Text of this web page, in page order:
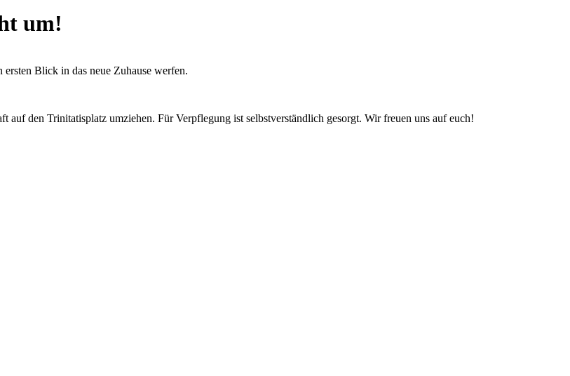
um!
Blick in das neue Zuhause werfen.
den Trinitatisplatz umziehen. Für Verpflegung ist selbstverständlich gesorgt. Wir freuen uns auf euch!